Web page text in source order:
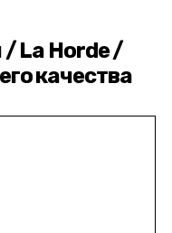
/ La Horde /
качества